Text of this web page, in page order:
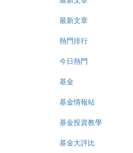
最新文章
熱門排行
今日熱門
基金
基金情報站
基金投資教學
基金大評比